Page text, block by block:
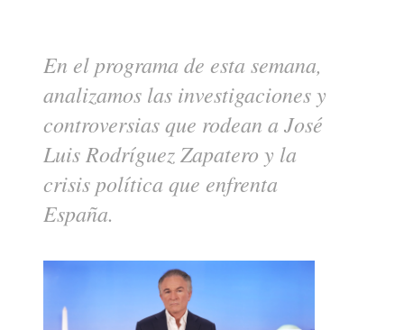
En el programa de esta semana,
analizamos las investigaciones y
controversias que rodean a José
Luis Rodríguez Zapatero y la
crisis política que enfrenta
España.